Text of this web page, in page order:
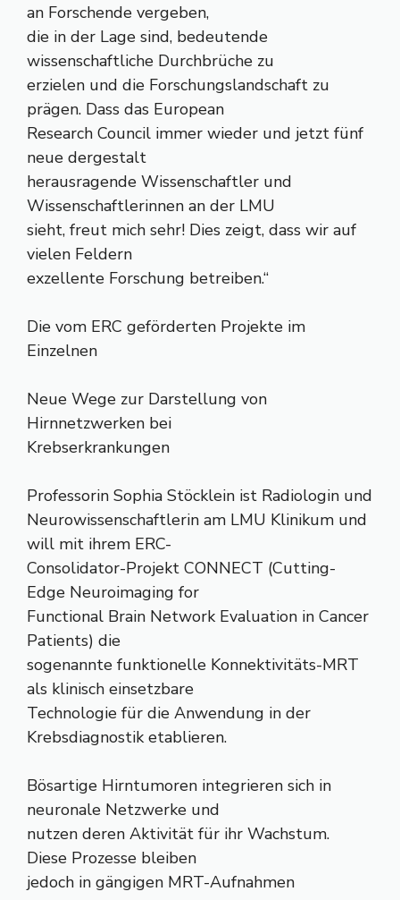
an Forschende vergeben,
die in der Lage sind, bedeutende
wissenschaftliche Durchbrüche zu
erzielen und die Forschungslandschaft zu
prägen. Dass das European
Research Council immer wieder und jetzt fünf
neue dergestalt
herausragende Wissenschaftler und
Wissenschaftlerinnen an der LMU
sieht, freut mich sehr! Dies zeigt, dass wir auf
vielen Feldern
exzellente Forschung betreiben.“
Die vom ERC geförderten Projekte im
Einzelnen
Neue Wege zur Darstellung von
Hirnnetzwerken bei
Krebserkrankungen
Professorin Sophia Stöcklein ist Radiologin und
Neurowissenschaftlerin am LMU Klinikum und
will mit ihrem ERC-
Consolidator-Projekt CONNECT (Cutting-
Edge Neuroimaging for
Functional Brain Network Evaluation in Cancer
Patients) die
sogenannte funktionelle Konnektivitäts-MRT
als klinisch einsetzbare
Technologie für die Anwendung in der
Krebsdiagnostik etablieren.
Bösartige Hirntumoren integrieren sich in
neuronale Netzwerke und
nutzen deren Aktivität für ihr Wachstum.
Diese Prozesse bleiben
jedoch in gängigen MRT-Aufnahmen